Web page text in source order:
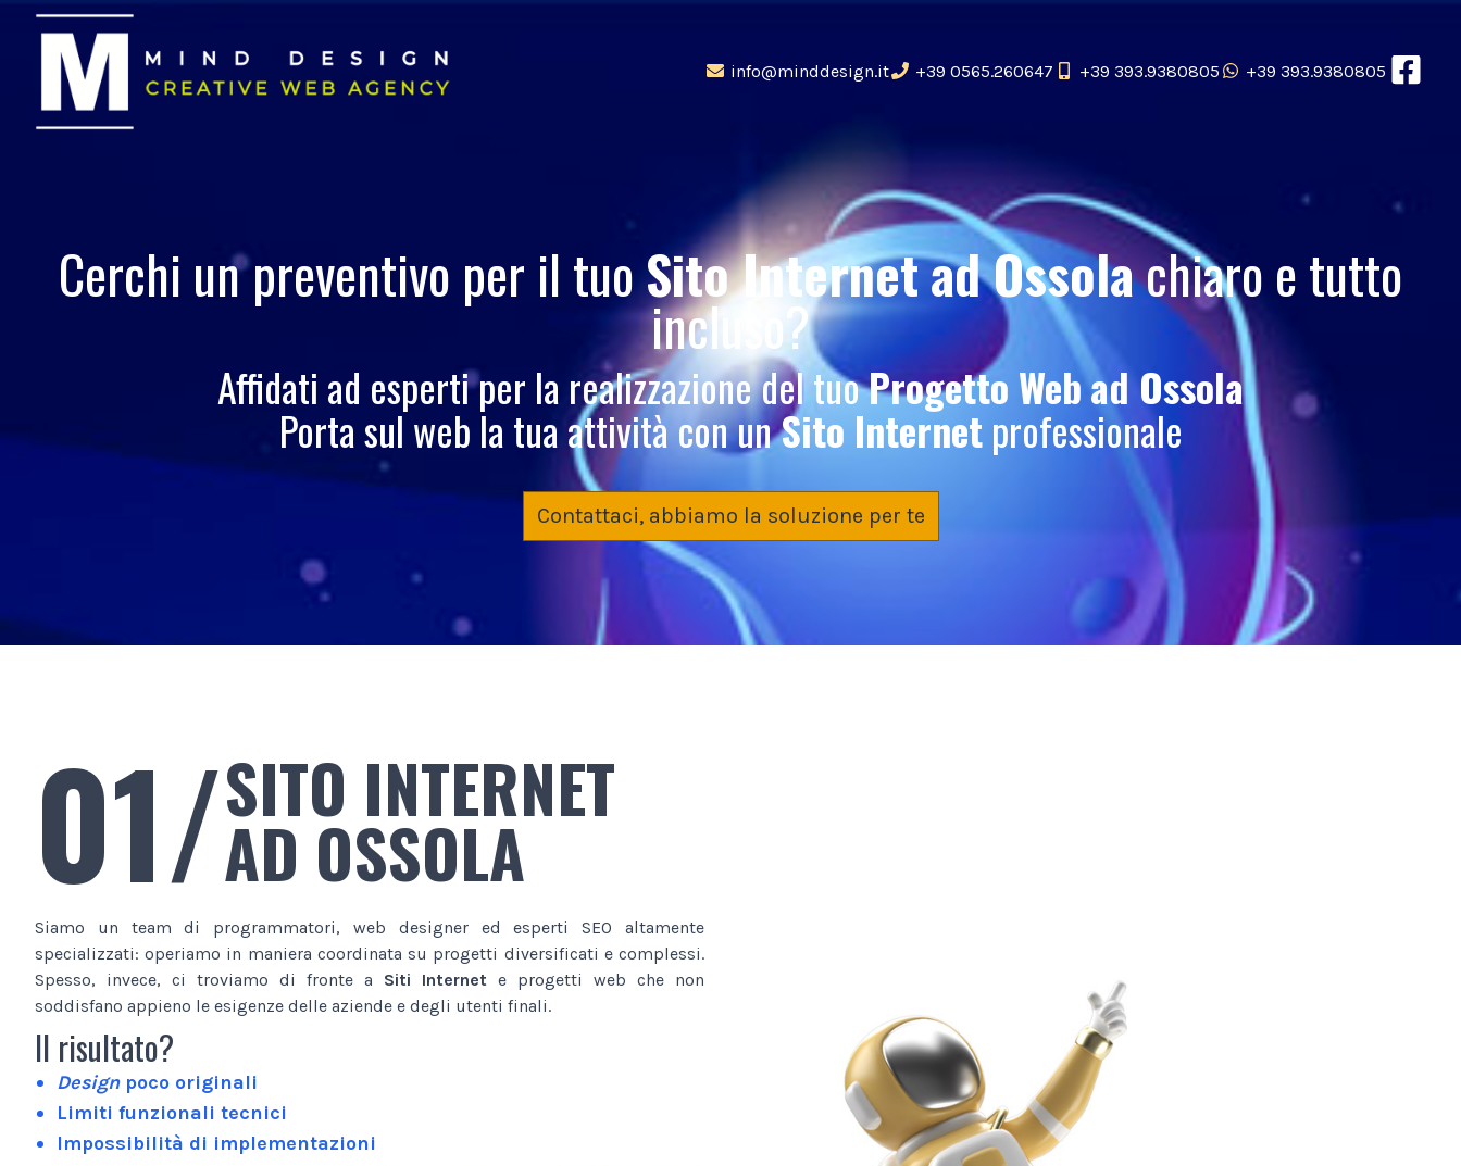
info@minddesign.it +39 0565.260647 +39 393.9380805 +39 393.9380805
Cerchi un preventivo per il tuoSito Internetad Ossolachiaro e tutto
incluso?
Affidati ad esperti per la realizzazione del tuoProgetto Webad Ossola
Porta sul web la tua attività con unSito Internetprofessionale
Contattaci, abbiamo la soluzione per te
01/SITO INTERNET
AD OSSOLA
Siamo un team di programmatori, web designer ed esperti SEO altamente
specializzati: operiamo in maniera coordinata su progetti diversificati e complessi.
Spesso, invece, ci troviamo di fronte a Siti Internet e progetti web che non
soddisfano appieno le esigenze delle aziende e degli utenti finali.
Il risultato?
Designpoco originali
Limiti funzionali tecnici
Impossibilità di implementazioni